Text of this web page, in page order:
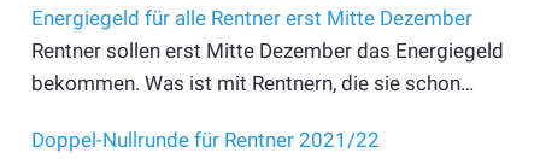
Energiegeld für alle Rentner erst Mitte Dezember
Rentner sollen erst Mitte Dezember das Energiegeld
bekommen. Was ist mit Rentnern, die sie schon…
Doppel-Nullrunde für Rentner 2021/22